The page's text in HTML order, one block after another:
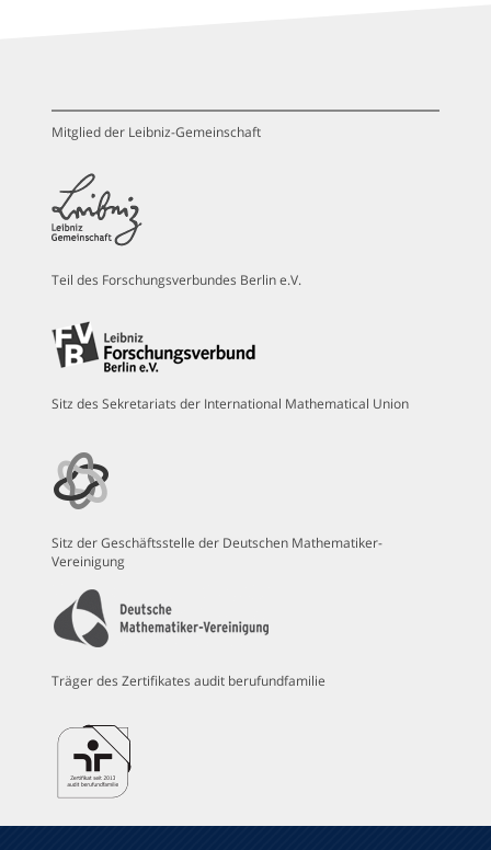
Mitglied der Leibniz-Gemeinschaft
Teil des Forschungsverbundes Berlin e.V.
Sitz des Sekretariats der International Mathematical Union
Sitz der Geschäftsstelle der Deutschen Mathematiker-
Vereinigung
Träger des Zertifikates audit berufundfamilie